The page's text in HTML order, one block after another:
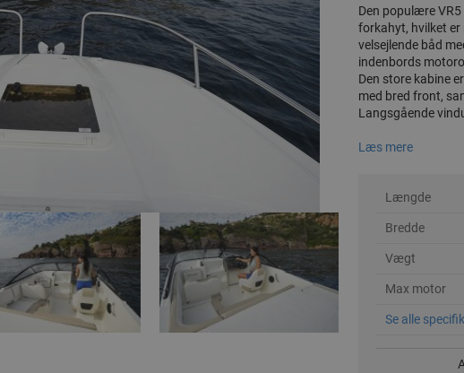
Den populære
forkahyt, hvilket er
velsejlende båd
indenbords
Den store kabine
med bred front,
Langsgående
Læs mere
Længde
Bredde
Vægt
Max motor
Se alle